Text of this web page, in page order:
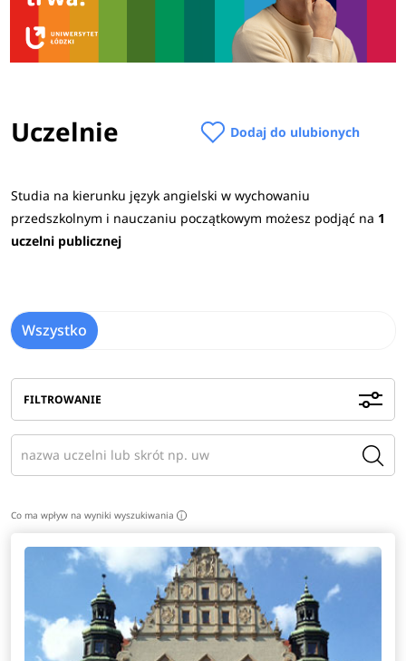
Uczelnie Dodaj do ulubionych
Studia na kierunku język angielski w wychowaniu
przedszkolnym i nauczaniu początkowym możesz podjąć na 1
uczelni publicznej
Wszystko
FILTROWANIE
Co ma wpływ na wyniki wyszukiwania i